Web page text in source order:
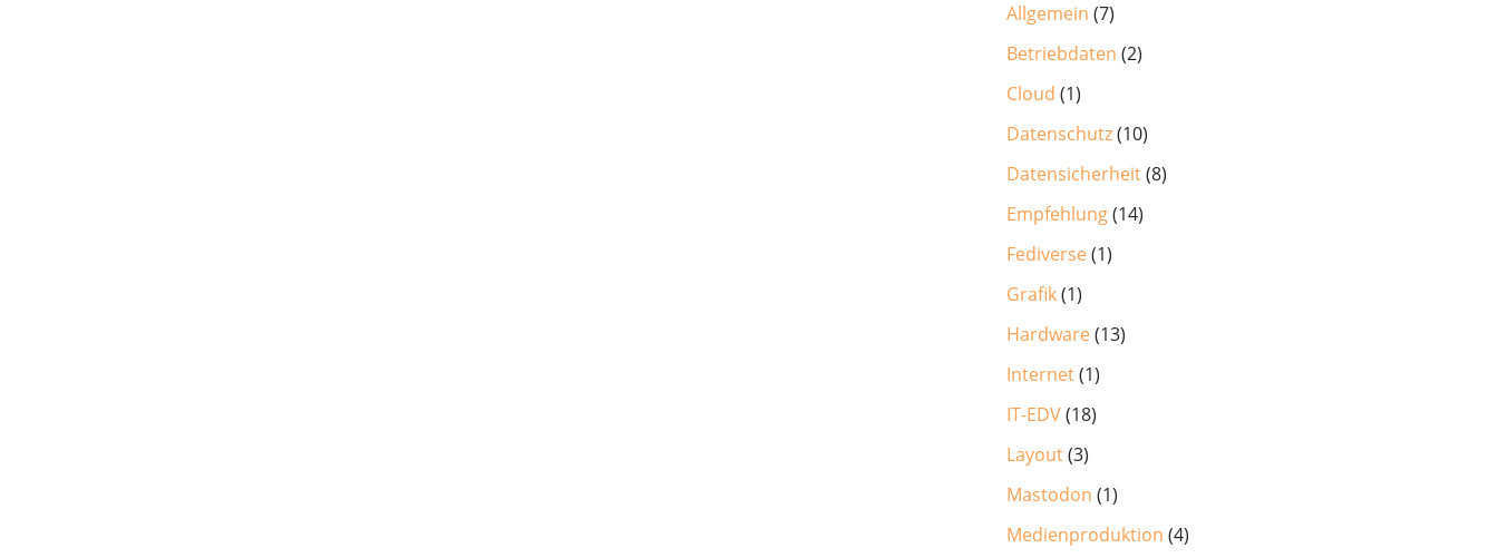
Allgemein (7)
Betriebdaten (2)
Cloud (1)
Datenschutz(10)
Datensicherheit(8)
Empfehlung(14)
Fediverse(1)
Grafik(1)
Hardware(13)
Internet(1)
IT-EDV(18)
Layout(3)
Mastodon (1)
Medienproduktion (4)